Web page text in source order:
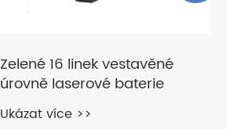
Zelené 16 linek vestavěné
úrovně laserové baterie
Ukázat více >>